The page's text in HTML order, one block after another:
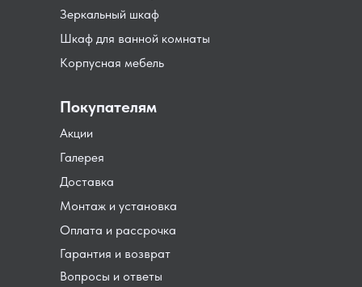
Гарантия и возврат
Монтаж и установка
Доставка
Оплата и рассрочка
Вопросы и ответы
Шкаф для ванной комнаты
Зеркальный шкаф
Корпусная мебель
Акции
Галерея
Покупателям